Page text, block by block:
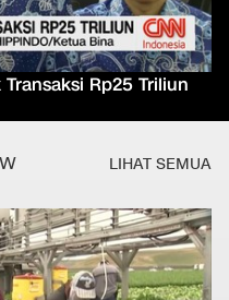
Rp25 Triliun
LIHAT SEMUA